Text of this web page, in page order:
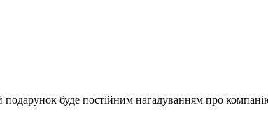
подарунок буде постійним нагадуванням про